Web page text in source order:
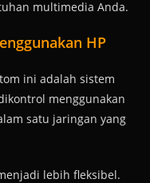
multimedia Anda.
HP
ini adalah sistem
menggunakan
satu jaringan yang
lebih fleksibel.